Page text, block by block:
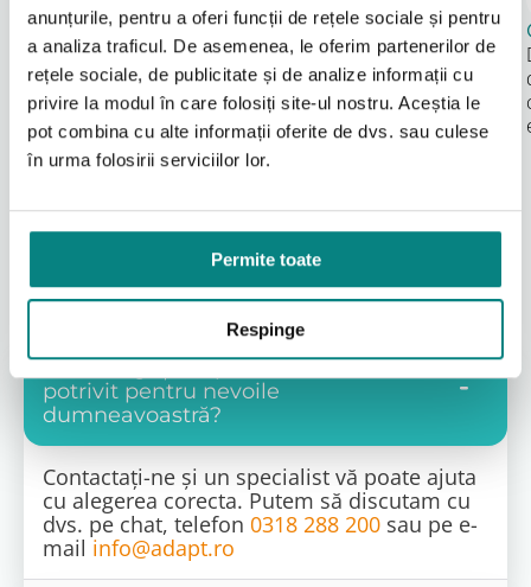
anunțurile, pentru a oferi funcții de rețele sociale și pentru
a analiza traficul. De asemenea, le oferim partenerilor de
rețele sociale, de publicitate și de analize informații cu
privire la modul în care folosiți site-ul nostru. Aceștia le
pot combina cu alte informații oferite de dvs. sau culese
în urma folosirii serviciilor lor.
Permite toate
Respinge
Design Stabil și Robust
Noul scaun cu rotile oferă o construcție stabilă, robustă și
de încredere, reprezentând un standard înalt de calitate.
Conceput pentru persoane cu dificultăți de mobilitate,
acest model garantează o utilizare sigură și durabilă.
Întrebări frecvente
Cum alegeți un produs care să fie
potrivit pentru nevoile
dumneavoastră?
Contactați-ne și un specialist vă poate ajuta
cu alegerea corecta. Putem să discutam cu
dvs. pe chat, telefon 0318 288 200 sau pe e-
mail info@adapt.ro